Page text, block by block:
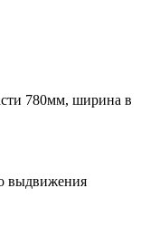
780мм, ширина в
выдвижения